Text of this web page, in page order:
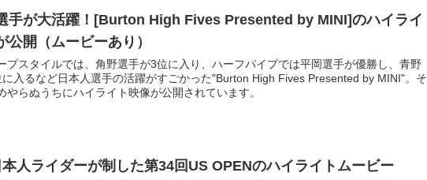
手が大活躍！[Burton High Fives Presented by MINI]のハイライ
公開（ムービーあり）
プスタイルでは、角野選手が3位に入り、ハーフパイプでは平岡選手が優勝し、青野
入るなど日本人選手の活躍がすごかった"Burton High Fives Presented by MINI"。そ
やらぬうちにハイライト映像が公開されています。
人ライダーが制した第34回US OPENのハイライトムービー